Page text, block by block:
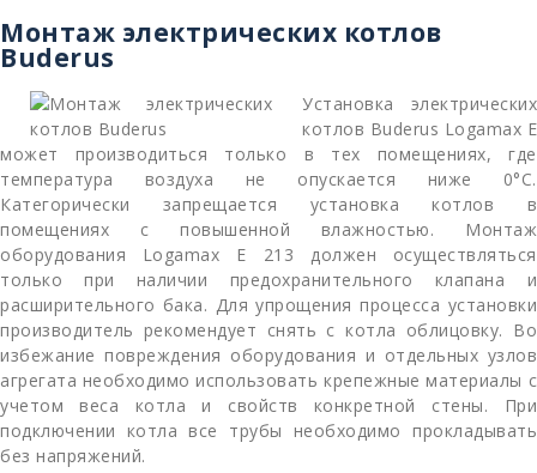
Монтаж электрических котлов
Buderus
Установка электрических
котлов Buderus Logamax E
может производиться только в тех помещениях, где
температура воздуха не опускается ниже 0°C.
Категорически запрещается установка котлов в
помещениях с повышенной влажностью. Монтаж
оборудования Logamax E 213 должен осуществляться
только при наличии предохранительного клапана и
расширительного бака. Для упрощения процесса установки
производитель рекомендует снять с котла облицовку. Во
избежание повреждения оборудования и отдельных узлов
агрегата необходимо использовать крепежные материалы с
учетом веса котла и свойств конкретной стены. При
подключении котла все трубы необходимо прокладывать
без напряжений.